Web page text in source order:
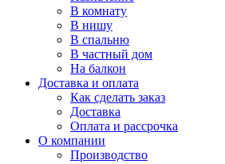
В комнату
В нишу
В спальню
В частный дом
На балкон
Доставка и оплата
Как сделать заказ
Доставка
Оплата и рассрочка
О компании
Производство